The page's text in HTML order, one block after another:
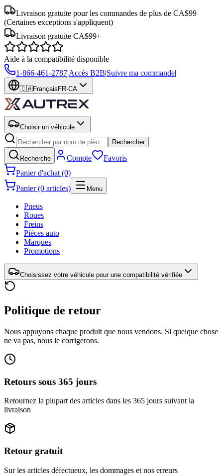
Livraison gratuite pour les commandes de plus de CA$99
(Certaines exceptions s'appliquent)
Livraison gratuite CA$99+
Aide à la compatibilité disponible
1-866-461-2787|Accès B2B|Suivre ma commande|
🇨🇦Français FR-CA
Choisir un véhicule
Rechercher
Recherche Compte
Favoris
Panier d'achat (0)
Panier (0 articles)
Menu
Pneus
Roues
Freins
Pièces auto
Marques
Promotions
Choisissez votre véhicule pour une compatibilité vérifiée
Politique de retour
Nous appuyons chaque produit que nous vendons. Si quelque chose
ne va pas, nous le corrigerons.
Retours sous 365 jours
Retournez la plupart des articles dans les 365 jours suivant la
livraison
Retour gratuit
Sur les articles défectueux, les dommages et nos erreurs